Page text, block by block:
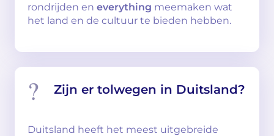
rondrijden en everything meemaken wat
het land en de cultuur te bieden hebben.
Zijn er tolwegen in Duitsland?
Duitsland heeft het meest uitgebreide